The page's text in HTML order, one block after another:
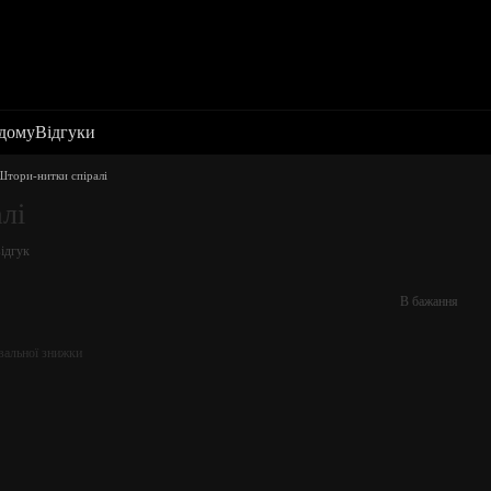
Відгуки
нитки спіралі
В бажання
знижки